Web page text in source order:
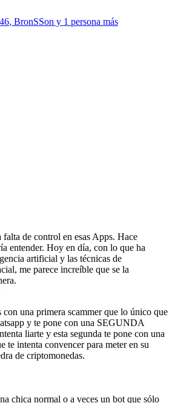
, BronSSon y 1 persona más
de control en esas Apps. Hace
entender. Hoy en día, con lo que ha
artificial y las técnicas de
me parece increíble que se la
con una primera scammer que lo único que
y te pone con una SEGUNDA
liarte y esta segunda te pone con una
te intenta convencer para meter en su
de criptomonedas.
chica normal o a veces un bot que sólo